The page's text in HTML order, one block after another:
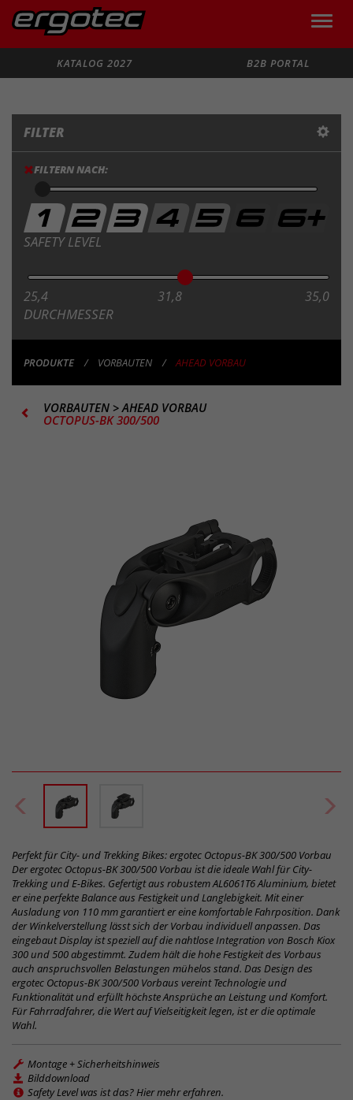
Toggle
KATALOG 2027
B2B PORTAL
FILTER
FILTERN NACH:
SAFETY LEVEL
25,4 31,8 35,0
DURCHMESSER
PRODUKTE VORBAUTEN AHEAD VORBAU
VORBAUTEN >AHEAD VORBAU
OCTOPUS-BK 300/500
Perfekt für City- und Trekking Bikes: ergotec Octopus-BK 300/500 Vorbau
Der ergotec Octopus-BK 300/500 Vorbau ist die ideale Wahl für City-
Trekking und E-Bikes. Gefertigt aus robustem AL6061T6 Aluminium, bietet
er eine perfekte Balance aus Festigkeit und Langlebigkeit. Mit einer
Ausladung von 110 mm garantiert er eine komfortable Fahrposition. Dank
der Winkelverstellung lässt sich der Vorbau individuell anpassen. Das
eingebaut Display ist speziell auf die nahtlose Integration von Bosch Kiox
300 und 500 abgestimmt. Zudem hält die hohe Festigkeit des Vorbaus
auch anspruchsvollen Belastungen mühelos stand. Das Design des
ergotec Octopus-BK 300/500 Vorbaus vereint Technologie und
Funktionalität und erfüllt höchste Ansprüche an Leistung und Komfort.
Für Fahrradfahrer, die Wert auf Vielseitigkeit legen, ist er die optimale
Wahl.
Montage + Sicherheitshinweis
Bilddownload
Safety Level was ist das? Hier mehr erfahren.